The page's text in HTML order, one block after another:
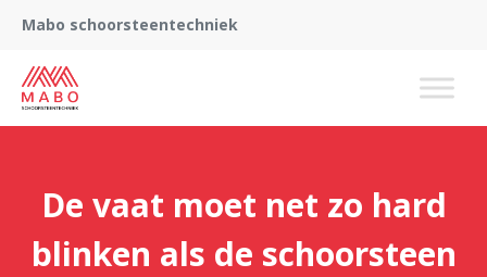
Mabo schoorsteentechniek
De vaat moet net zo hard
blinken als de schoorsteen